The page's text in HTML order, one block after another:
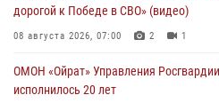
дорогой к Победе в СВО» (видео)
08 августа 2026, 07:00 2 1
ОМОН «Ойрат» Управления
исполнилось 20 лет